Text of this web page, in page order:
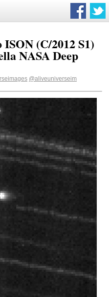
(C/2012 S1)
NASA Deep
@aliveuniverseim